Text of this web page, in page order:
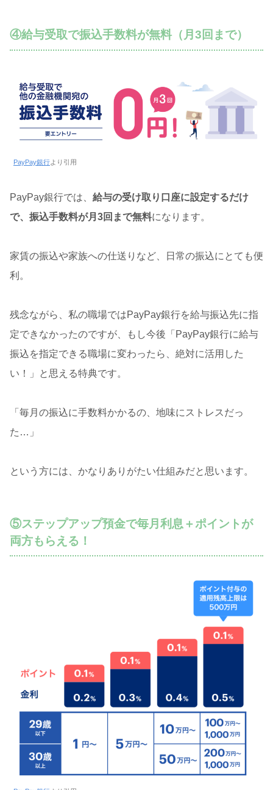
④給与受取で振込手数料が無料（月3回まで）
PayPay銀行より引用
PayPay銀行では、 給与の受け取り口座に設定するだけ
で、振込手数料が月3回まで無料になります。
家賃の振込や家族への仕送りなど、日常の振込にとても便
利。
残念ながら、私の職場ではPayPay銀行を給与振込先に指
定できなかったのですが、もし今後「PayPay銀行に給与
振込を指定できる職場に変わったら、絶対に活用した
い！」と思える特典です。
「毎月の振込に手数料かかるの、地味にストレスだっ
た…」
という方には、かなりありがたい仕組みだと思います。
⑤ステップアップ預金で毎月利息＋ポイントが
両方もらえる！